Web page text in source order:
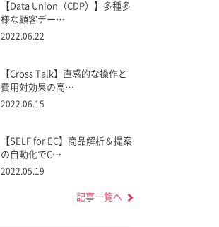
【Data Union（CDP）】多種多
様な顧客デー…
2022.06.22
【Cross Talk】直感的な操作と
費用対効果の高…
2022.06.15
【SELF for EC】商品解析＆提案
の自動化でC…
2022.05.19
記事一覧へ